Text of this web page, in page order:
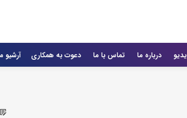
درباره ما تماس با ما دعوت به همکاری آرشیو